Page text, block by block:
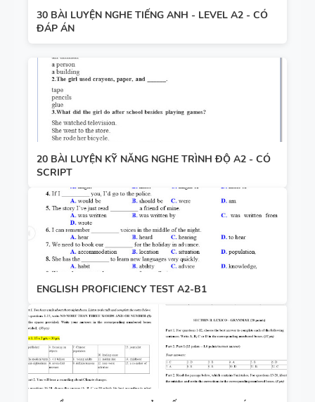
30 BÀI LUYỆN NGHE TIẾNG ANH - LEVEL A2 - CÓ
ĐÁP ÁN
20 BÀI LUYỆN KỸ NĂNG NGHE TRÌNH ĐỘ A2 - CÓ
SCRIPT
ENGLISH PROFICIENCY TEST A2-B1